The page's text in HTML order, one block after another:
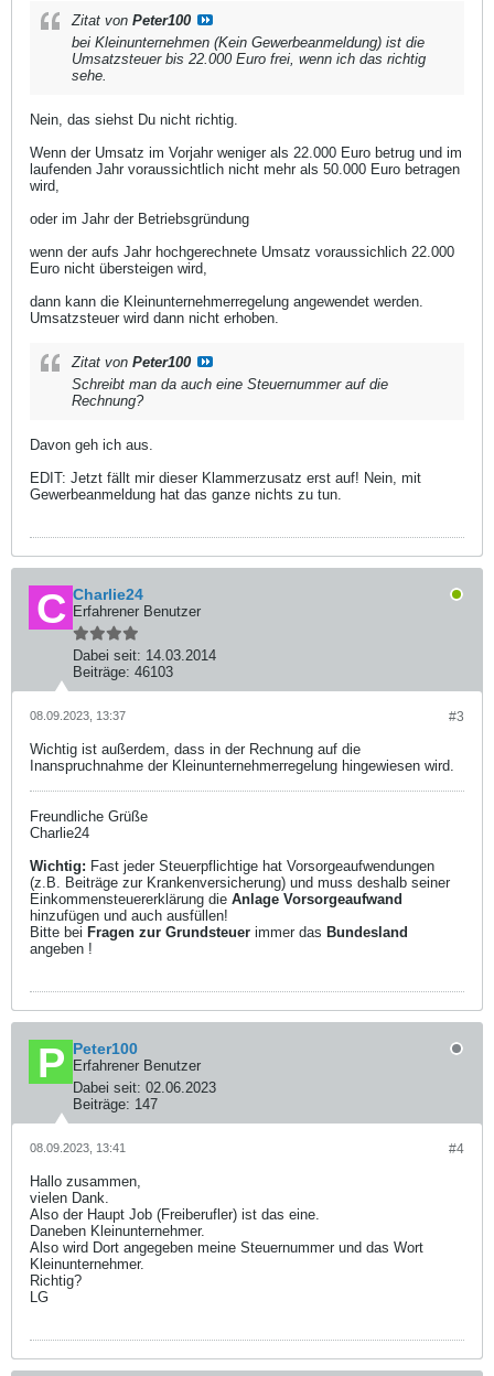
Zitat von Peter100
bei Kleinunternehmen (Kein Gewerbeanmeldung) ist die
Umsatzsteuer bis 22.000 Euro frei, wenn ich das richtig
sehe.
Nein, das siehst Du nicht richtig.
Wenn der Umsatz im Vorjahr weniger als 22.000 Euro betrug und im
laufenden Jahr voraussichtlich nicht mehr als 50.000 Euro betragen
wird,
oder im Jahr der Betriebsgründung
wenn der aufs Jahr hochgerechnete Umsatz voraussichlich 22.000
Euro nicht übersteigen wird,
dann kann die Kleinunternehmerregelung angewendet werden.
Umsatzsteuer wird dann nicht erhoben.
Zitat von Peter100
Schreibt man da auch eine Steuernummer auf die
Rechnung?
Davon geh ich aus.
EDIT: Jetzt fällt mir dieser Klammerzusatz erst auf! Nein, mit
Gewerbeanmeldung hat das ganze nichts zu tun.
Charlie24
Erfahrener Benutzer
Dabei seit: 14.03.2014
Beiträge: 46103
#3
08.09.2023, 13:37
Wichtig ist außerdem, dass in der Rechnung auf die
Inanspruchnahme der Kleinunternehmerregelung hingewiesen wird.
Freundliche Grüße
Charlie24
Wichtig: Fast jeder Steuerpflichtige hat Vorsorgeaufwendungen
(z.B. Beiträge zur Krankenversicherung) und muss deshalb seiner
Einkommensteuererklärung die Anlage Vorsorgeaufwand
hinzufügen und auch ausfüllen!
Bitte bei Fragen zur Grundsteuer immer das Bundesland
angeben !
Peter100
Erfahrener Benutzer
Dabei seit: 02.06.2023
Beiträge: 147
#4
08.09.2023, 13:41
Hallo zusammen,
vielen Dank.
Also der Haupt Job (Freiberufler) ist das eine.
Daneben Kleinunternehmer.
Also wird Dort angegeben meine Steuernummer und das Wort
Kleinunternehmer.
Richtig?
LG